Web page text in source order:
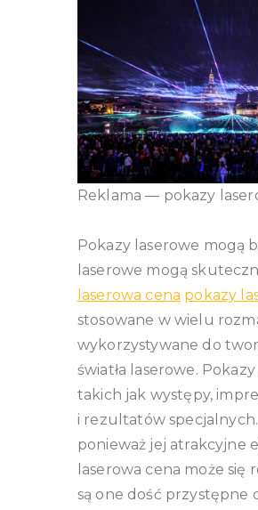
Reklama — pokazy
Pokazy laserowe mogą
laserowe mogą
laserowa cena pokazy
stosowane w wielu
wykorzystywane do
światła laserowe.
takich jak występy,
i rezultatów
ponieważ jej atrakcyjne
laserowa cena może
są one dość przystępne